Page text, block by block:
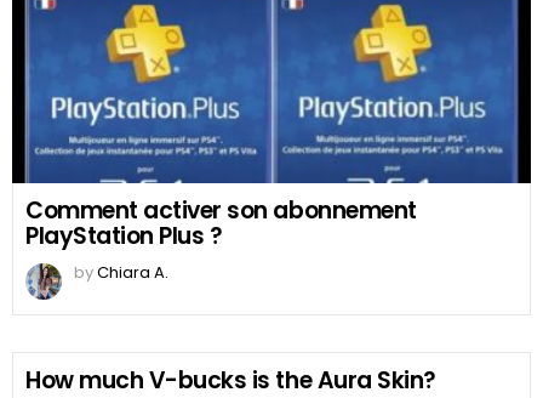
Comment activer son abonnement
PlayStation Plus ?
byChiara A.
How much V-bucks is the Aura Skin?